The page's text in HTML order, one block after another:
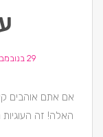
29 בנובמבר 2020
אם אתם אוהבים
האלה! זה העוגיות